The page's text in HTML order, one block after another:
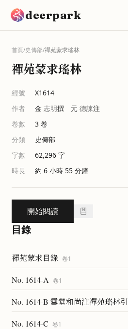
deerpark
首頁/史傳部/禪苑蒙求瑤林
禪苑蒙求瑤林
經號
X1614
作者
金 志明撰 元 德諫注
卷數
3 卷
分類
史傳部
字數
62,296 字
時長
約 6 小時 55 分鐘
開始閱讀
目錄
禪苑蒙求目錄 卷1
No. 1614-A 卷1
No. 1614-B 雪堂和尚注禪苑瑤林引
No. 1614-C 卷1